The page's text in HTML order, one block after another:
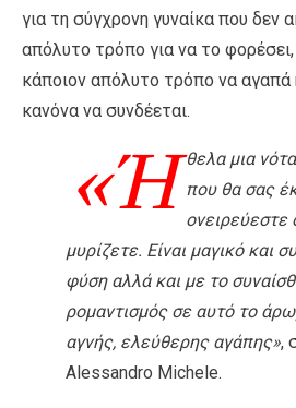
για τη σύγχρονη γυναίκα που δεν
απόλυτο τρόπο για να το
κάποιον απόλυτο τρόπο να αγαπά
κανόνα να συνδέεται.
«Ή θελα μια
που θα σας
ονειρεύεστε
μυρίζετε. Είναι μαγικό και
φύση αλλά και με το
ρομαντισμός σε αυτό το
αγνής, ελεύθερης αγάπης»,
Alessandro Michele.